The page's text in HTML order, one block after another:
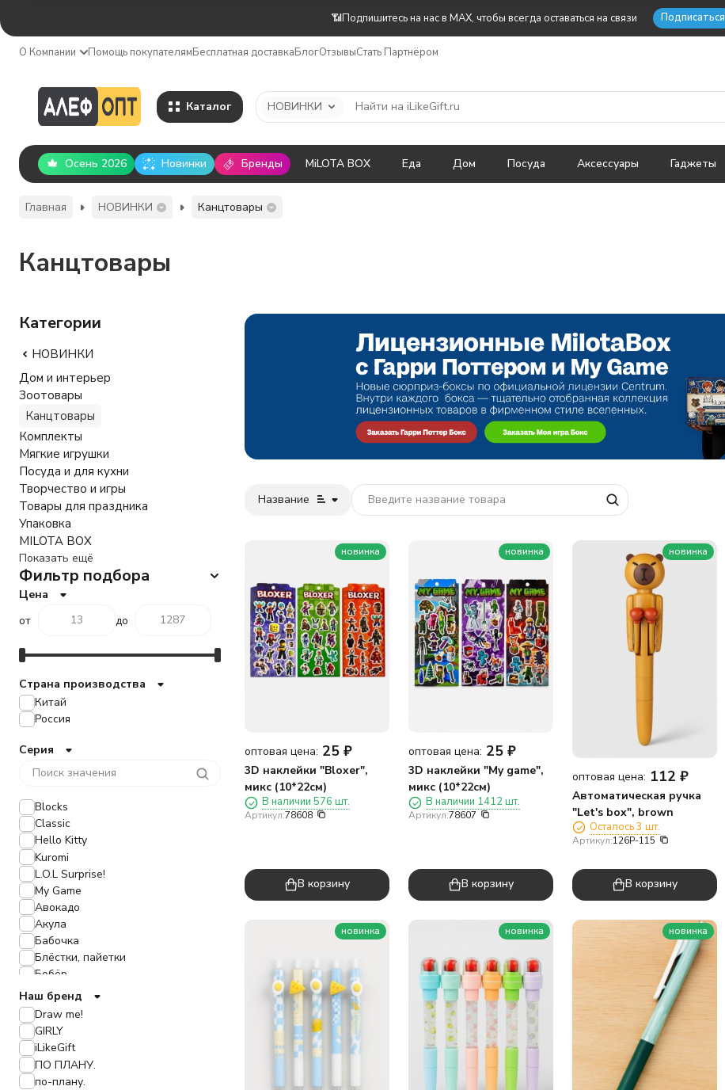
📶Подпишитесь на нас в MAX, чтобы всегда оставаться на связи Подписаться
О Компании Помощь покупателямБесплатная доставкаБлогОтзывыСтать Партнёром
Каталог НОВИНКИ
Осень 2026 Новинки Бренды MiLOTA BOX Еда Дом Посуда Аксессуары Гаджеты
Главная НОВИНКИ Канцтовары
Канцтовары
Название
новинка
оптовая цена: 25 ₽
3D наклейки "Bloxer",
микс (10*22см)
В наличии 576 шт.
Артикул:78608
В корзину
новинка
оптовая цена: 25 ₽
3D наклейки "My game",
микс (10*22см)
В наличии 1412 шт.
Артикул:78607
В корзину
новинка
оптовая цена: 112 ₽
Автоматическая ручка
"Let's box", brown
Осталось 3 шт.
Артикул:126P-115
В корзину
новинка новинка новинка
Категории
НОВИНКИ
Дом и интерьер
Зоотовары
Канцтовары
Комплекты
Мягкие игрушки
Посуда и для кухни
Творчество и игры
Товары для праздника
Упаковка
MILOTA BOX
Показать ещё
Фильтр подбора
Цена
от
до
Страна производства
Китай
Россия
Серия
Blocks
Classic
Hello Kitty
Kuromi
L.O.L Surprise!
My Game
Авокадо
Акула
Бабочка
Блёстки, пайетки
Бобёр
Влад А4
Гарри Поттер
Города
Гусь
Динозавр
Наш бренд
Draw me!
GIRLY
iLikeGift
ПО ПЛАНУ.
по-плану.